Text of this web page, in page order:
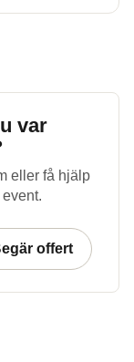
var
eller få hjälp
offert